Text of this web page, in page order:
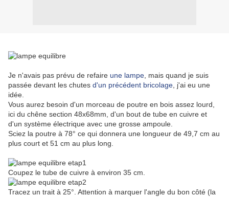
Je n'avais pas prévu de refaire une lampe , mais quand je suis
passée devant les chutes d'un précédent bricolage , j'ai eu une
idée.
Vous aurez besoin d'un morceau de poutre en bois assez lourd,
ici du chêne section 48x68mm, d'un bout de tube en cuivre et
d'un système électrique avec une grosse ampoule.
Sciez la poutre à 78° ce qui donnera une longueur de 49,7 cm au
plus court et 51 cm au plus long.
Coupez le tube de cuivre à environ 35 cm.
Tracez un trait à 25°. Attention à marquer l'angle du bon côté (la